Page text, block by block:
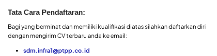
Tata Cara Pendaftaran:
Bagi yang berminat dan memiliki kualifikasi diatas silahkan daftarkan diri
dengan mengirim CV terbaru anda ke email:
sdm.infra1@ptpp.co.id